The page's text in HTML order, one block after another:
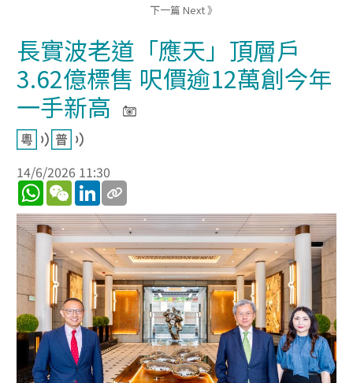
下一篇 Next 》
長實波老道「應天」頂層戶
3.62億標售 呎價逾12萬創今年
一手新高
14/6/2026 11:30
WhatsApp
WeChatLinkedIn